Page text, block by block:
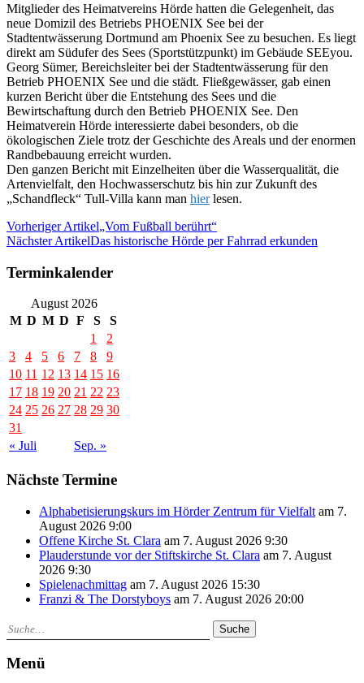
Mitglieder des Heimatvereins Hörde hatten die Gelegenheit, das
neue Domizil des Betriebs PHOENIX See bei der
Stadtentwässerung Dortmund am Phoenix See zu besuchen. Es liegt
direkt am Südufer des Sees (Sportstützpunkt) im Gebäude SEEyou.
Georg Sümer, Bereichsleiter bei der Stadtentwässerung für den
Betrieb PHOENIX See und die städt. Fließgewässer, gab einen
kurzen Bericht über die Entstehung des Sees und die
Bewirtschaftung durch den Betrieb PHOENIX See. Den
Heimatverein Hörde interessierte dabei besonders, ob die
ökologischen Ziele trotz der Geschichte des Areals und der enormen
Randbebauung erreicht wurden.
Den ganzen Bericht mit Einzelheiten über die Wasserqualität, die
Artenvielfalt, den Hochwasserschutz bis hin zur Zukunft des
„Schandfleck“ Tull-Villa kann man hier lesen.
Vorheriger Artikel„Vom Fußball berührt“
Nächster ArtikelDas historische Hörde per Fahrrad erkunden
Terminkalender
August 2026
M D M D F S
S
1
2
3
4 5 6 7 8
9
10 11 12 13 14 15 16
17 18 19 20 21 22 23
24 25 26 27 28 29 30
31
« Juli
Sep. »
Nächste Termine
Alphabetisierungskurs im Hörder Zentrum für Vielfalt am 7.
August 2026 9:00
Offene Kirche St. Clara am 7. August 2026 9:30
Plauderstunde vor der Stiftskirche St. Clara am 7. August
2026 9:30
Spielenachmittag am 7. August 2026 15:30
Franzi & The Dorstyboys am 7. August 2026 20:00
Suche
Menü